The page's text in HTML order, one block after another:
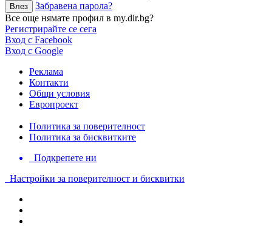
Забравена парола?
Все още нямате профил в my.dir.bg?
Регистрирайте се сега
Вход с Facebook
Вход с Google
Реклама
Контакти
Общи условия
Европроект
Политика за поверителност
Политика за бисквитките
Подкрепете ни
Настройки за поверителност и бисквитки